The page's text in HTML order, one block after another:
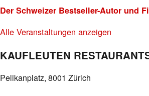
Der Schweizer Bestseller-Autor und
Alle Veranstaltungen anzeigen
KAUFLEUTEN
Pelikanplatz, 8001 Zürich